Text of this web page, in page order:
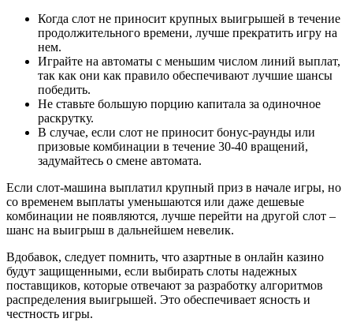
Когда слот не приносит крупных выигрышей в течение
продолжительного времени, лучше прекратить игру на
нем.
Играйте на автоматы с меньшим числом линий выплат,
так как они как правило обеспечивают лучшие шансы
победить.
Не ставьте большую порцию капитала за одиночное
раскрутку.
В случае, если слот не приносит бонус-раунды или
призовые комбинации в течение 30-40 вращений,
задумайтесь о смене автомата.
Если слот-машина выплатил крупный приз в начале игры, но
со временем выплаты уменьшаются или даже дешевые
комбинации не появляются, лучше перейти на другой слот –
шанс на выигрыш в дальнейшем невелик.
Вдобавок, следует помнить, что азартные в онлайн казино
будут защищенными, если выбирать слоты надежных
поставщиков, которые отвечают за разработку алгоритмов
распределения выигрышей. Это обеспечивает ясность и
честность игры.